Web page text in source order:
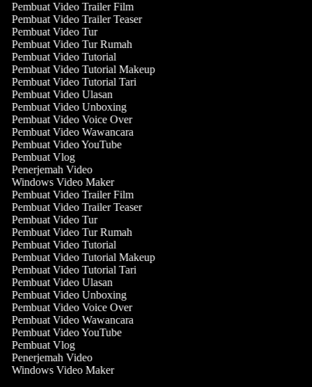
Pembuat Video Trailer Film
Pembuat Video Trailer Teaser
Pembuat Video Tur
Pembuat Video Tur Rumah
Pembuat Video Tutorial
Pembuat Video Tutorial Makeup
Pembuat Video Tutorial Tari
Pembuat Video Ulasan
Pembuat Video Unboxing
Pembuat Video Voice Over
Pembuat Video Wawancara
Pembuat Video YouTube
Pembuat Vlog
Penerjemah Video
Windows Video Maker
Pembuat Video Trailer Film
Pembuat Video Trailer Teaser
Pembuat Video Tur
Pembuat Video Tur Rumah
Pembuat Video Tutorial
Pembuat Video Tutorial Makeup
Pembuat Video Tutorial Tari
Pembuat Video Ulasan
Pembuat Video Unboxing
Pembuat Video Voice Over
Pembuat Video Wawancara
Pembuat Video YouTube
Pembuat Vlog
Penerjemah Video
Windows Video Maker